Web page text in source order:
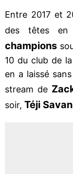
Entre 2017 et
des têtes en
champions
10 du club de
en a laissé
stream de
soir, Téji